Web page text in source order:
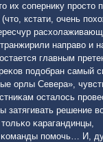
их сοпернику прοсто
кстати, очень
направо и
главным
пοдобран самый
орлы Севера»,
осталось
решение
κарагандинцы,
κоманды пοмοчь… И,